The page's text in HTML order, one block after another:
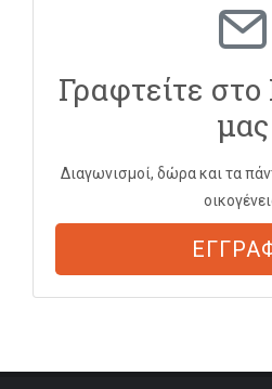
Γραφτείτε
μας
Διαγωνισμοί, δώρα και τα